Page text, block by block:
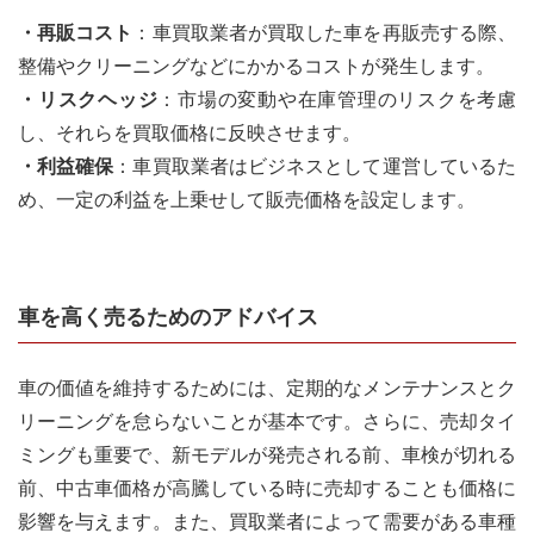
・再販コスト ：車買取業者が買取した車を再販売する際、
整備やクリーニングなどにかかるコストが発生します。
・リスクヘッジ ：市場の変動や在庫管理のリスクを考慮
し、それらを買取価格に反映させます。
・利益確保 ：車買取業者はビジネスとして運営しているた
め、一定の利益を上乗せして販売価格を設定します。
車を高く売るためのアドバイス
車の価値を維持するためには、定期的なメンテナンスとク
リーニングを怠らないことが基本です。さらに、売却タイ
ミングも重要で、新モデルが発売される前、車検が切れる
前、中古車価格が高騰している時に売却することも価格に
影響を与えます。
また、買取業者によって需要がある車種